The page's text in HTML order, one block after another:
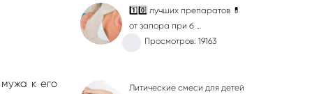
к его
1️⃣0️⃣ лучших препаратов 💊
от запора при б …
Просмотров: 19163
Литические смеси для детей